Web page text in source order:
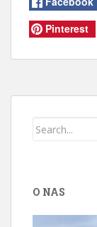
Pinterest
O NAS